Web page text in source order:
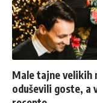
Male tajne
oduševili goste, a